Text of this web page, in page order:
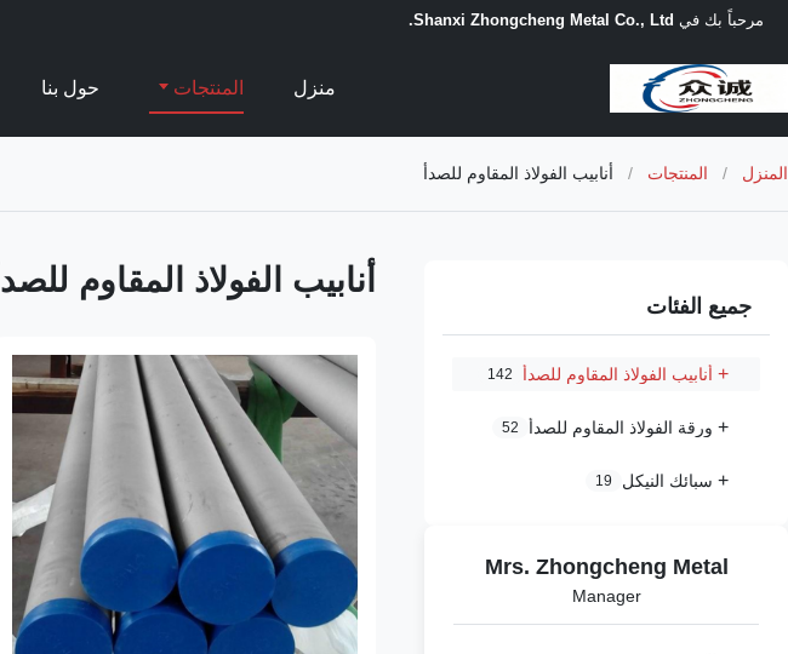
مرحباً بك في Shanxi Zhongcheng Metal Co., Ltd.
منزل المنتجات حول بنا
المنزل / المنتجات / أنابيب الفولاذ المقاوم للصدأ
جميع الفئات
+ أنابيب الفولاذ المقاوم للصدأ 142
+ ورقة الفولاذ المقاوم للصدأ 52
+ سبائك النيكل 19
Mrs. Zhongcheng Metal
Manager
أنابيب الفولاذ المقاوم للصدأ